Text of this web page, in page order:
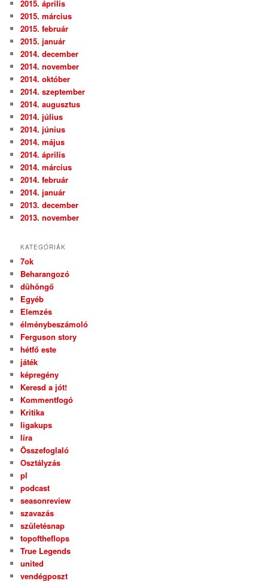
2015. április
2015. március
2015. február
2015. január
2014. december
2014. november
2014. október
2014. szeptember
2014. augusztus
2014. július
2014. június
2014. május
2014. április
2014. március
2014. február
2014. január
2013. december
2013. november
KATEGÓRIÁK
7ok
Beharangozó
dühöngő
Egyéb
Elemzés
élménybeszámoló
Ferguson story
hétfő este
játék
képregény
Keresd a jót!
Kommentfogó
Kritika
ligakups
líra
Összefoglaló
Osztályzás
pl
podcast
seasonreview
szavazás
születésnap
topoftheflops
True Legends
united
vendégposzt